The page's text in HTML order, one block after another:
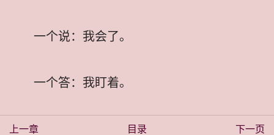
一个说：我会了。
一个答：我盯着。
上一章 目录 下一页